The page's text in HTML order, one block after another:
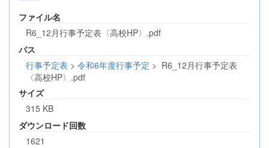
ファイル名
R6_12月行事予定表〈高校HP〉.pdf
パス
行事予定表 > 令和6年度行事予定 > R6_12月行事予定表
〈高校HP〉.pdf
サイズ
315 KB
ダウンロード回数
1621